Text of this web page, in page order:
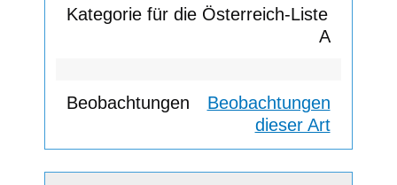
A
Beobachtungen
dieser Art